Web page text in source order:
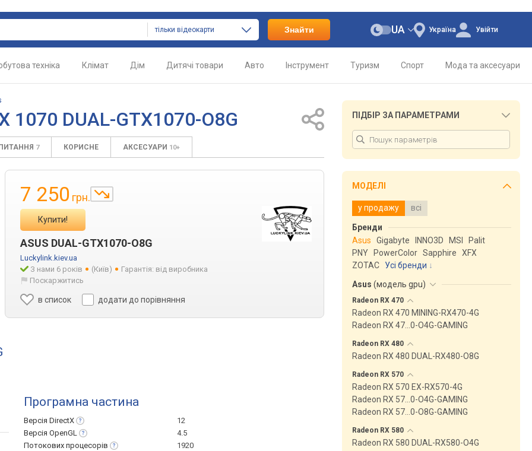
тільки відеокарти Знайти Україна
UA Увійти
техніка Клімат Дім Дитячі товари Авто Інструмент Туризм Спорт Мода та аксесуари
1070 DUAL-GTX1070-O8G
7 КОРИСНЕ АКСЕСУАРИ 10+
7 250 грн.
Купити!
ASUS DUAL-GTX1070-O8G
Luckylink.kiev.ua
З нами 6 років
(Київ)
Гарантія: від виробника
Поскаржитись
в список додати до порівняння
Програмна частина
Версія DirectX
12
Версія OpenGL
4.5
Потокових процесорів
1920
ПІДБІР ЗА ПАРАМЕТРАМИ
МОДЕЛІ
у продажу всі
Бренди
Asus
Gigabyte INNO3D MSI
Palit
PNY
PowerColor Sapphire
XFX
ZOTAC
Усі бренди
Asus (модель gpu)
Radeon RX 470
Radeon RX 470 MINING-RX470-4G
Radeon RX 47…0-O4G-GAMING
Radeon RX 480
Radeon RX 480 DUAL-RX480-O8G
Radeon RX 570
Radeon RX 570 EX-RX570-4G
Radeon RX 57…0-O4G-GAMING
Radeon RX 57…0-O8G-GAMING
Radeon RX 580
Radeon RX 580 DUAL-RX580-O4G